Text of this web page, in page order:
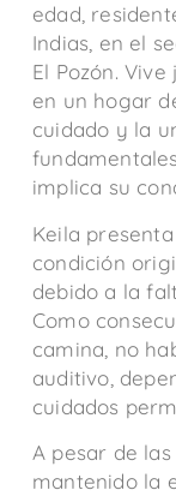
edad,
Indias, en el
El Pozón.
en un hogar
cuidado y la
implica su
Keila
condición
debido a la
Como
camina, no
auditivo,
cuidados
A pesar de
mantenido la